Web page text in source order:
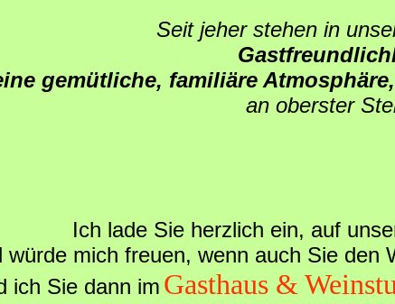
Seit jeher stehen in
gemütliche, familiäre
an oberster
Ich lade Sie herzlich ein, auf
würde mich freuen, wenn auch Sie den
ich Sie dann im Gasthaus &